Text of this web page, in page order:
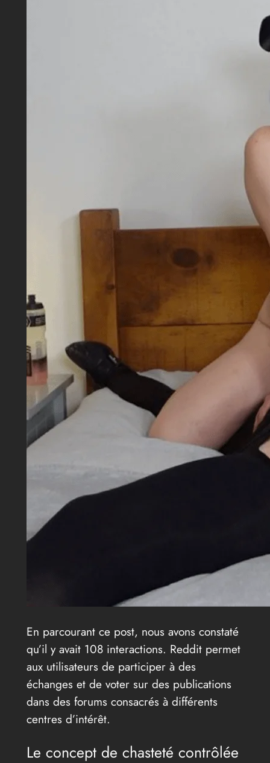
En parcourant ce post, nous avons constaté
qu’il y avait 108 interactions. Reddit permet
aux utilisateurs de participer à des
échanges et de voter sur des publications
dans des forums consacrés à différents
centres d’intérêt.
Le concept de chasteté contrôlée